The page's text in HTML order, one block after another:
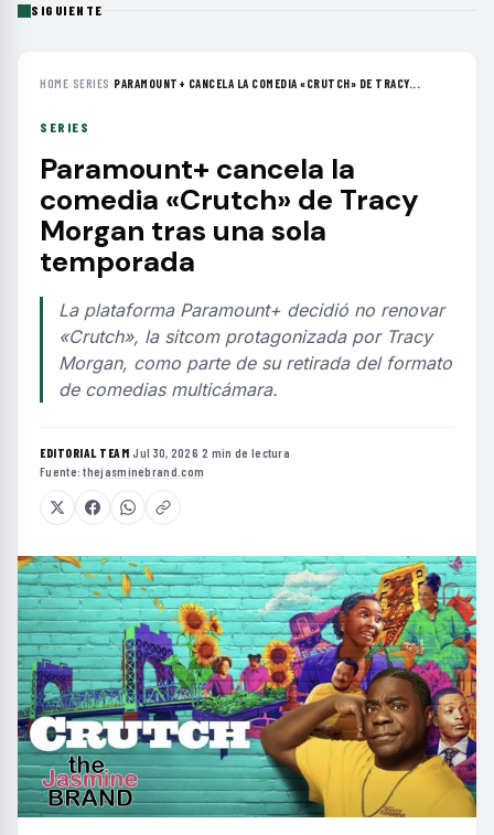
SIGUIENTE
HOME› SERIES ›PARAMOUNT+ CANCELA LA COMEDIA «CRUTCH» DE TRACY...
SERIES
Paramount+ cancela la
comedia «Crutch» de Tracy
Morgan tras una sola
temporada
La plataforma Paramount+ decidió no renovar
«Crutch», la sitcom protagonizada por Tracy
Morgan, como parte de su retirada del formato
de comedias multicámara.
EDITORIAL TEAM·Jul 30, 2026·2 min de lectura·
Fuente:thejasminebrand.com